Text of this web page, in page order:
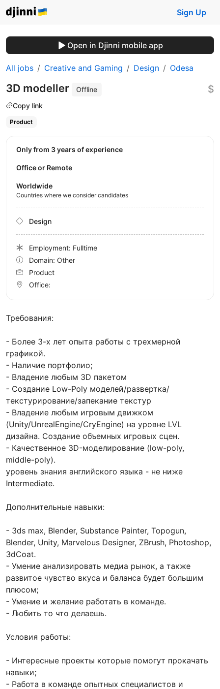
Sign Up
Open in Djinni mobile app
All jobs Creative and Gaming Design Odesa
3D modeller
Offline
Copy link
$
Product
Требования:
- Более 3-х лет опыта работы с трехмерной
графикой.
- Наличие портфолио;
- Владение любым 3D пакетом
- Создание Low-Poly моделей/развертка/
текстурирование/запекание текстур
- Владение любым игровым движком
(Unity/UnrealEngine/CryEngine) на уровне LVL
дизайна. Создание объемных игровых сцен.
- Качественное 3D-моделирование (low-poly,
middle-poly).
уровень знания английского языка - не ниже
Intermediate.
Дополнительные навыки:
- 3ds max, Blender, Substance Painter, Topogun,
Blender, Unity, Marvelous Designer, ZBrush, Photoshop,
3dCoat.
- Умение анализировать медиа рынок, а также
развитое чувство вкуса и баланса будет большим
плюсом;
- Умение и желание работать в команде.
- Любить то что делаешь.
Условия работы:
- Интересные проекты которые помогут прокачать
навыки;
- Работа в команде опытных специалистов и
Only from 3 years of experience
Office or Remote
Worldwide
Countries where we consider candidates
Design
Employment: Fulltime
Domain: Other
Product
Office: